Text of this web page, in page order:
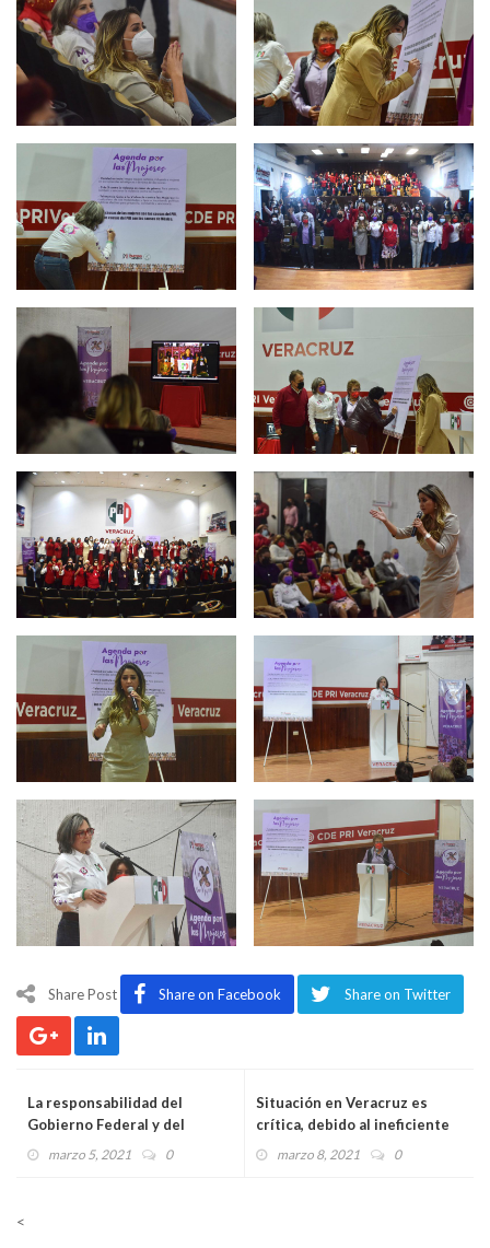
Share Post Share on Facebook Share on Twitter
La responsabilidad del
Gobierno Federal y del
Gobierno de Veracruz, es
marzo 5, 2021 0
Situación en Veracruz es
crítica, debido al ineficiente
Gobierno del Estado: Va Por
marzo 8, 2021 0
<